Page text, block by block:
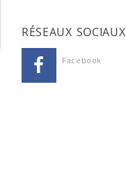
RÉSEAUX SOCIAUX
Facebook